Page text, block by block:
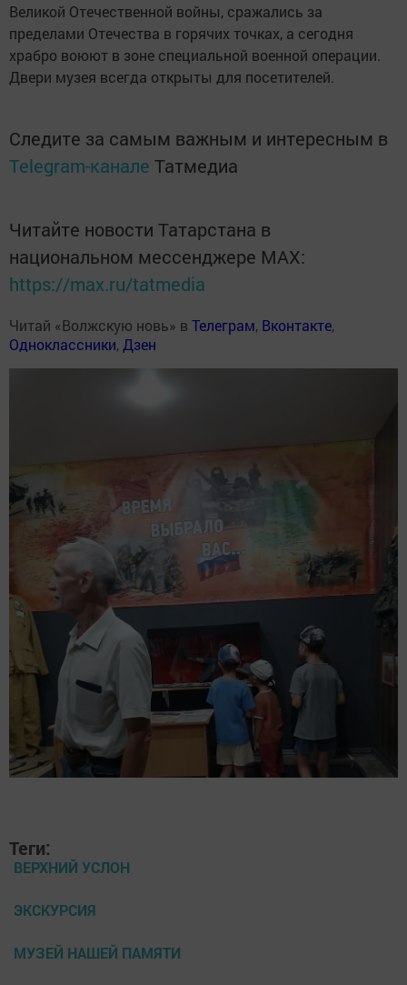
Великой Отечественной войны, сражались за
пределами Отечества в горячих точках, а сегодня
храбро воюют в зоне специальной военной операции.
Двери музея всегда открыты для посетителей.
Следите за самым важным и интересным в
Telegram-канале Татмедиа
Читайте новости Татарстана в
национальном мессенджере MАХ:
https://max.ru/tatmedia
Читай «Волжскую новь» в Телеграм, Вконтакте,
Одноклассники, Дзен
Теги:
ВЕРХНИЙ УСЛОН
ЭКСКУРСИЯ
МУЗЕЙ НАШЕЙ ПАМЯТИ